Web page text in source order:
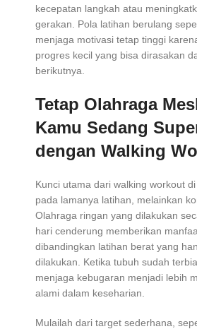
kecepatan langkah atau
gerakan. Pola latihan berulang
menjaga motivasi tetap tinggi
progres kecil yang bisa dirasakan
berikutnya.
Tetap Olahraga
Kamu Sedang
dengan Walking
Kunci utama dari walking workout
pada lamanya latihan, melainkan
Olahraga ringan yang dilakukan
hari cenderung memberikan
dibandingkan latihan berat yang
dilakukan. Ketika tubuh sudah
menjaga kebugaran menjadi lebih
alami dalam keseharian.
Mulailah dari target sederhana,